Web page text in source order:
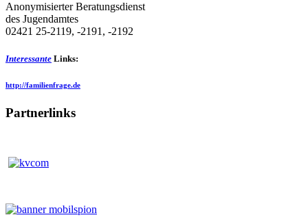
Anonymisierter Beratungsdienst
des Jugendamtes
02421 25-2119, -2191, -2192
Interessante Links:
http://familienfrage.de
Partnerlinks